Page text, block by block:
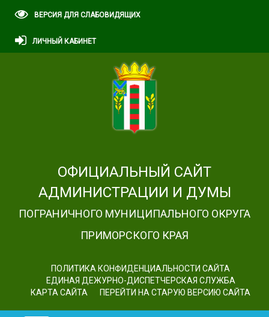
ВЕРСИЯ ДЛЯ СЛАБОВИДЯЩИХ
ЛИЧНЫЙ КАБИНЕТ
ОФИЦИАЛЬНЫЙ САЙТ
АДМИНИСТРАЦИИ И ДУМЫ
ПОГРАНИЧНОГО МУНИЦИПАЛЬНОГО ОКРУГА
ПРИМОРСКОГО КРАЯ
ПОЛИТИКА КОНФИДЕНЦИАЛЬНОСТИ САЙТА
ЕДИНАЯ ДЕЖУРНО-ДИСПЕТЧЕРСКАЯ СЛУЖБА
КАРТА САЙТА
ПЕРЕЙТИ НА СТАРУЮ ВЕРСИЮ САЙТА